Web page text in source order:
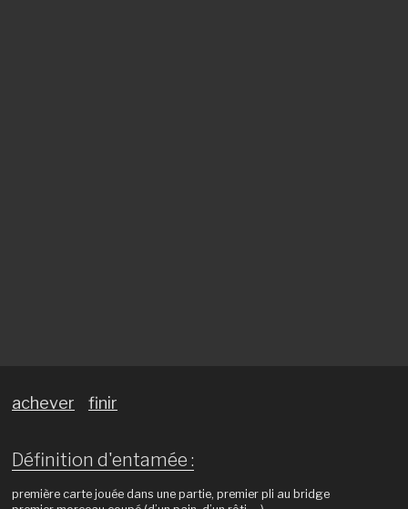
achever finir
Définition d'entamée :
première carte jouée dans une partie, premier pli au bridge